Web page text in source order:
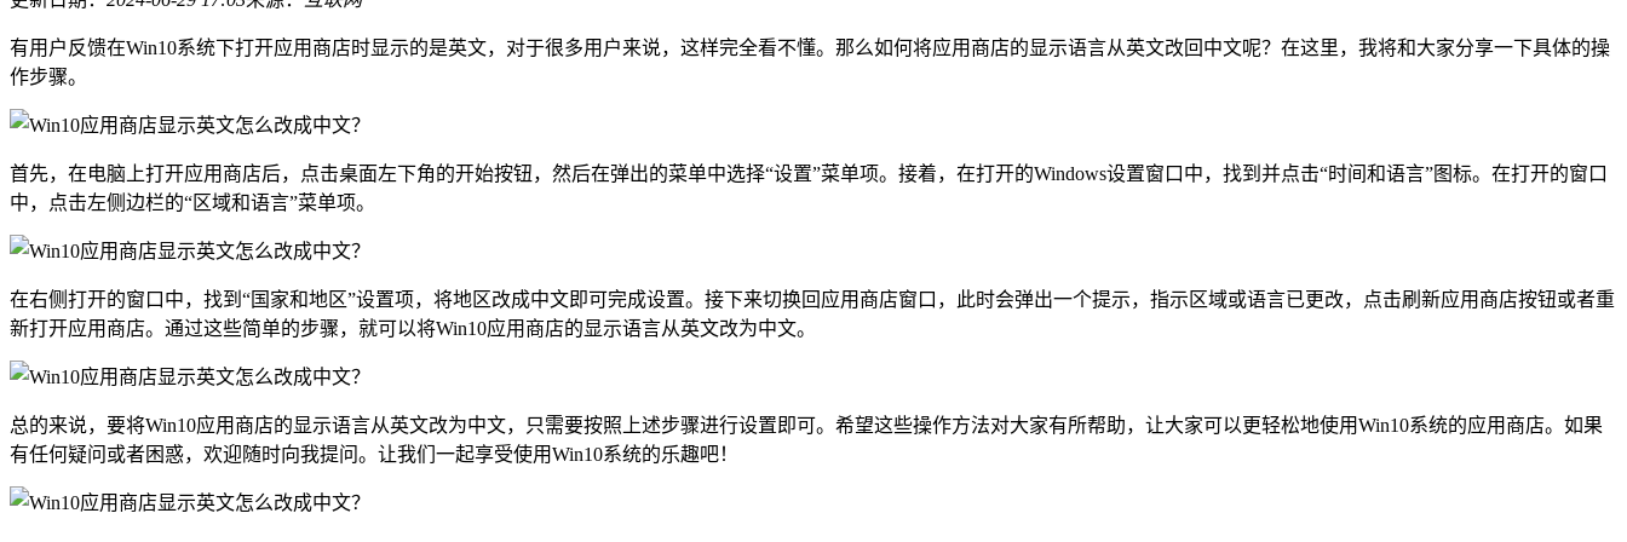
有用户反馈在Win10系统下打开应用商店时显示的是英文，对于很多用户来说，这样完全看不懂。那么如何将应用商店的显示语言从英文改回中文呢？在这里，我将和大家分享一下具体的操
作步骤。
首先，在电脑上打开应用商店后，点击桌面左下角的开始按钮，然后在弹出的菜单中选择“设置”菜单项。接着，在打开的Windows设置窗口中，找到并点击“时间和语言”图标。在打开的窗口
中，点击左侧边栏的“区域和语言”菜单项。
在右侧打开的窗口中，找到“国家和地区”设置项，将地区改成中文即可完成设置。接下来切换回应用商店窗口，此时会弹出一个提示，指示区域或语言已更改，点击刷新应用商店按钮或者重
新打开应用商店。通过这些简单的步骤，就可以将Win10应用商店的显示语言从英文改为中文。
总的来说，要将Win10应用商店的显示语言从英文改为中文，只需要按照上述步骤进行设置即可。希望这些操作方法对大家有所帮助，让大家可以更轻松地使用Win10系统的应用商店。如果
有任何疑问或者困惑，欢迎随时向我提问。让我们一起享受使用Win10系统的乐趣吧！